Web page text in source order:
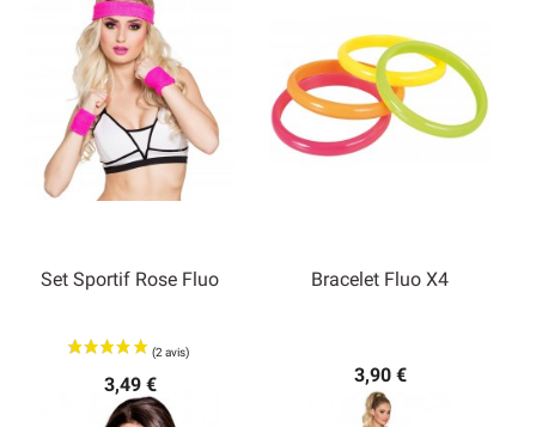
Set Sportif Rose Fluo
3,49 €
Bracelet Fluo X4
3,90 €